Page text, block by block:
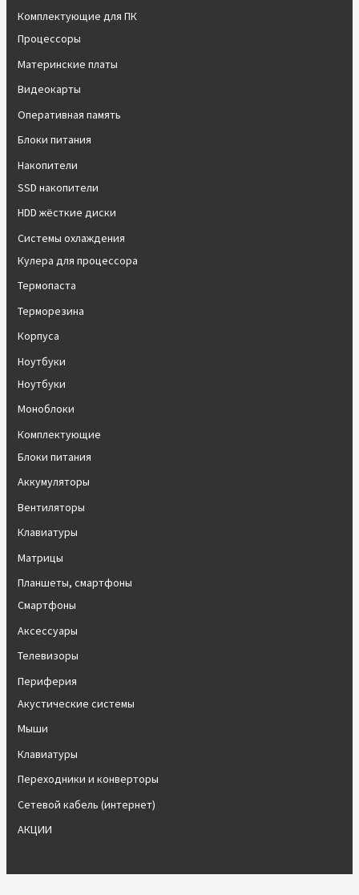
Комплектующие для ПК
Процессоры
Материнские платы
Видеокарты
Оперативная память
Блоки питания
Накопители
SSD накопители
HDD жёсткие диски
Системы охлаждения
Кулера для процессора
Термопаста
Терморезина
Корпуса
Ноутбуки
Ноутбуки
Моноблоки
Комплектующие
Блоки питания
Аккумуляторы
Вентиляторы
Клавиатуры
Матрицы
Планшеты, смартфоны
Смартфоны
Аксессуары
Телевизоры
Периферия
Акустические системы
Мыши
Клавиатуры
Переходники и конверторы
Сетевой кабель (интернет)
АКЦИИ